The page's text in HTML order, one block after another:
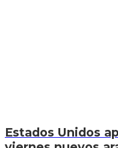
Estados Unidos